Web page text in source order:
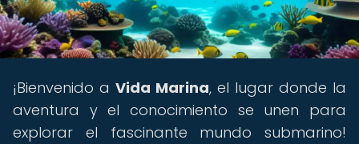
¡Bienvenido a Vida Marina, el lugar donde la
aventura y el conocimiento se unen para
explorar el fascinante mundo submarino!